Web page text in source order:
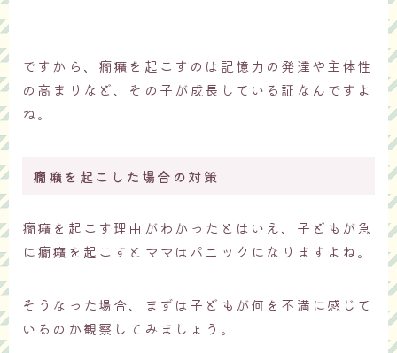
ですから、癇癪を起こすのは記憶力の発達や主体性
の高まりなど、その子が成長している証なんですよ
ね。
癇癪を起こした場合の対策
癇癪を起こす理由がわかったとはいえ、子どもが急
に癇癪を起こすとママはパニックになりますよね。
そうなった場合、まずは子どもが何を不満に感じて
いるのか観察してみましょう。